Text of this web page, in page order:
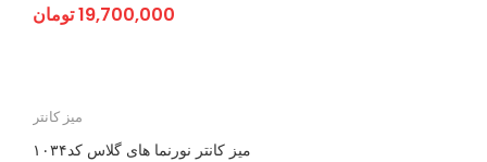
19,700,000تومان
میز کانتر
میز کانتر نورنما های گلاس کد۱۰۳۴